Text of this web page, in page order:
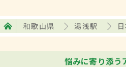
和歌山県 湯浅駅
悩みに寄り添う